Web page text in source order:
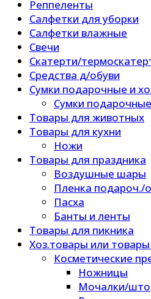
Реппеленты
Салфетки для уборки
Салфетки влажные
Свечи
Скатерти/
Средства д/обуви
Сумки подарочные и
Сумки подарочные
Товары для животных
Товары для кухни
Ножи
Товары для праздника
Воздушные шары
Пленка подароч./
Пасха
Банты и ленты
Товары для пикника
Хоз.товары или
Косметические
Ножницы
Мочалки/